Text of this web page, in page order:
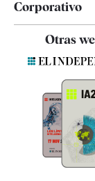
Corporativo
Contacto
Quiénes somos
Especificaciones
Otras